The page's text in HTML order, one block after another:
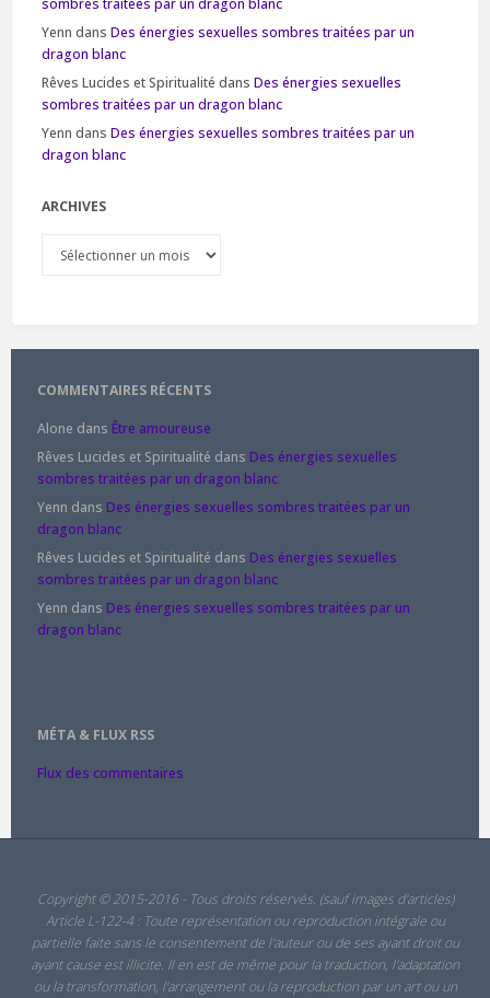
Yenn dans Des énergies sexuelles sombres traitées par un
dragon blanc
Rêves Lucides et Spiritualité dans Des énergies sexuelles
sombres traitées par un dragon blanc
Yenn dans Des énergies sexuelles sombres traitées par un
dragon blanc
ARCHIVES
COMMENTAIRES RÉCENTS
Alone dans Être amoureuse
Rêves Lucides et Spiritualité dans Des énergies sexuelles
sombres traitées par un dragon blanc
Yenn dans Des énergies sexuelles sombres traitées par un
dragon blanc
Rêves Lucides et Spiritualité dans Des énergies sexuelles
sombres traitées par un dragon blanc
Yenn dans Des énergies sexuelles sombres traitées par un
dragon blanc
MÉTA & FLUX RSS
Flux des commentaires
Copyright © 2015-2016 - Tous droits réservés. (sauf images d'articles)
Article L-122-4 : Toute représentation ou reproduction intégrale ou
partielle faite sans le consentement de l'auteur ou de ses ayant droit ou
ayant cause est illicite. Il en est de même pour la traduction, l'adaptation
ou la transformation, l'arrangement ou la reproduction par un art ou un